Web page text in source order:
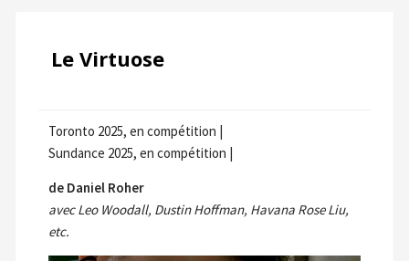
Le Virtuose
Toronto 2025, en compétition |
Sundance 2025, en compétition |
de Daniel Roher
avec Leo Woodall, Dustin Hoffman, Havana Rose Liu,
etc.